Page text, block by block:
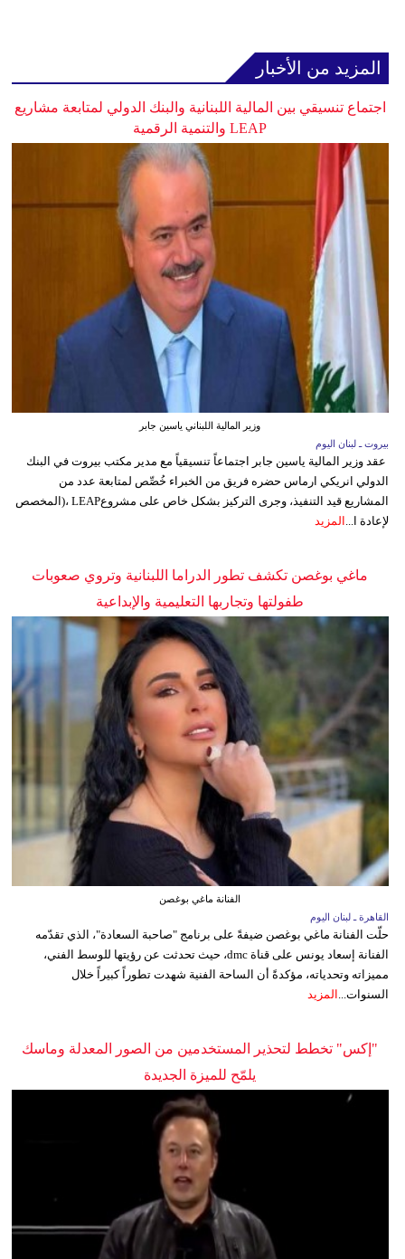
المزيد من الأخبار
اجتماع تنسيقي بين المالية اللبنانية والبنك الدولي لمتابعة مشاريع
LEAP والتنمية الرقمية
وزير المالية اللبناني ياسين جابر
بيروت ـ لبنان اليوم
عقد وزير المالية ياسين جابر اجتماعاً تنسيقياً مع مدير مكتب بيروت في البنك
الدولي انريكي ارماس حضره فريق من الخبراء خُصِّص لمتابعة عدد من
المشاريع قيد التنفيذ، وجرى التركيز بشكل خاص على مشروعLEAP ،(المخصص
لإعادة ا... المزيد
ماغي بوغصن تكشف تطور الدراما اللبنانية وتروي صعوبات
طفولتها وتجاربها التعليمية والإبداعية
الفنانة ماغي بوغصن
القاهرة ـ لبنان اليوم
حلّت الفنانة ماغي بوغصن ضيفةً على برنامج "صاحبة السعادة"، الذي تقدّمه
الفنانة إسعاد يونس على قناة dmc، حيث تحدثت عن رؤيتها للوسط الفني،
مميزاته وتحدياته، مؤكدةً أن الساحة الفنية شهدت تطوراً كبيراً خلال
السنوات...
المزيد
"إكس" تخطط لتحذير المستخدمين من الصور المعدلة وماسك
يلمّح للميزة الجديدة